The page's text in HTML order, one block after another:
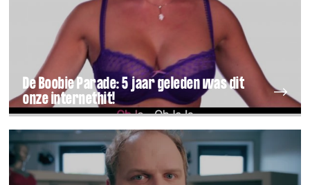
De Boobie Parade: 5 jaar geleden was dit
onze internethit!